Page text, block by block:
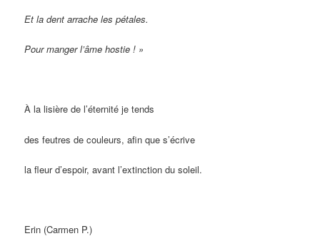
Et la dent arrache les pétales.
Pour manger l’âme hostie ! »
À la lisière de l’éternité je tends
des feutres de couleurs, afin que s’écrive
la fleur d’espoir, avant l’extinction du soleil.
Erin (Carmen P.)